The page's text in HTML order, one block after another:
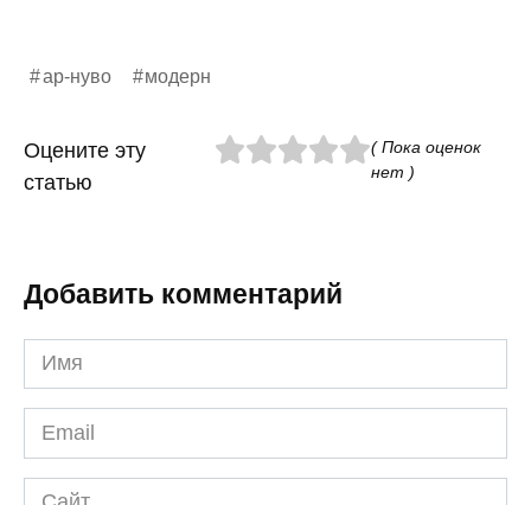
ар-нуво модерн
Оцените эту
статью
( Пока оценок
нет )
Добавить комментарий
Имя
*
Email
*
Сайт